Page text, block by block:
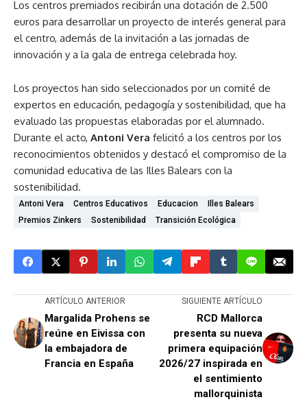
Los centros premiados recibirán una dotación de 2.500
euros para desarrollar un proyecto de interés general para
el centro, además de la invitación a las jornadas de
innovación y a la gala de entrega celebrada hoy.
Los proyectos han sido seleccionados por un comité de
expertos en educación, pedagogía y sostenibilidad, que ha
evaluado las propuestas elaboradas por el alumnado.
Durante el acto, Antoni Vera felicitó a los centros por los
reconocimientos obtenidos y destacó el compromiso de la
comunidad educativa de las Illes Balears con la
sostenibilidad.
Antoni Vera Centros Educativos Educacion
Illes Balears
Premios Zinkers
Sostenibilidad Transición Ecológica
ARTÍCULO ANTERIOR
Margalida Prohens se
reúne en Eivissa con
la embajadora de
Francia en España
SIGUIENTE ARTÍCULO
RCD Mallorca
presenta su nueva
primera equipación
2026/27 inspirada en
el sentimiento
mallorquinista